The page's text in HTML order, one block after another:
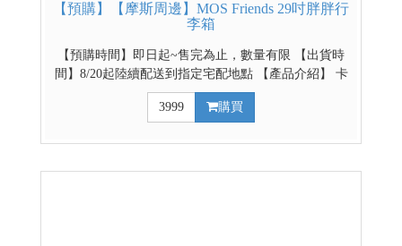
【預購】【摩斯周邊】MOS Friends 29吋胖胖行
李箱
【預購時間】即日起~售完為止，數量有限 【出貨時
間】8/20起陸續配送到指定宅配地點 【產品介紹】 卡
若特聯名款，採上掀式設計，1:9的上蓋與箱體，將箱
內收納 空間極大化，單邊開蓋不占空間，可輕鬆快速
李箱即贈防塵套、透明保護套及MOS Friends行李束帶
3999 購買